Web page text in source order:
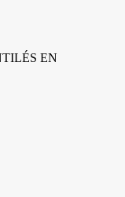
EN